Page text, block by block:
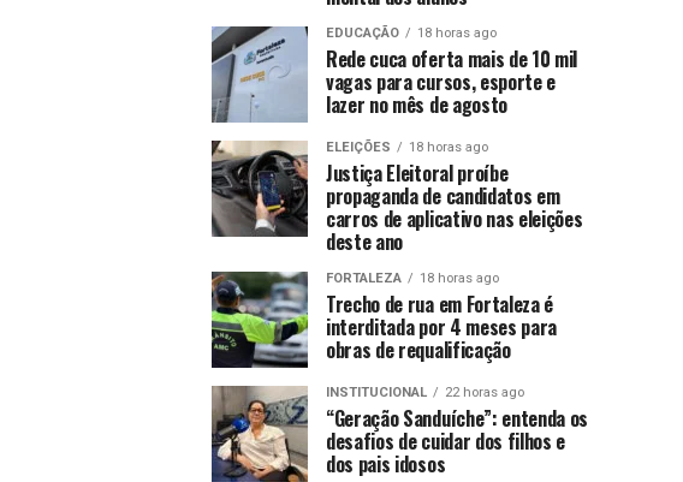
EDUCAÇÃO 18 horas ago
Rede cuca oferta mais de 10 mil
vagas para cursos, esporte e
lazer no mês de agosto
ELEIÇÕES 18 horas ago
Justiça Eleitoral proíbe
propaganda de candidatos em
carros de aplicativo nas eleições
deste ano
FORTALEZA 18 horas ago
Trecho de rua em Fortaleza é
interditada por 4 meses para
obras de requalificação
INSTITUCIONAL 22 horas ago
“Geração Sanduíche”: entenda os
desafios de cuidar dos filhos e
dos pais idosos